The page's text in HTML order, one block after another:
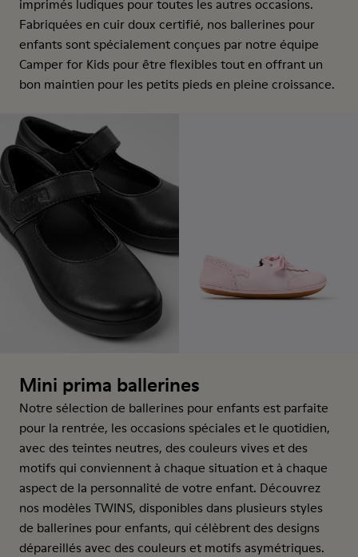
imprimés ludiques pour toutes les autres occasions.
Fabriquées en cuir doux certifié, nos ballerines pour
enfants sont spécialement conçues par notre équipe
Camper for Kids pour être flexibles tout en offrant un
bon maintien pour les petits pieds en pleine croissance.
Mini prima ballerines
Notre sélection de ballerines pour enfants est parfaite
pour la rentrée, les occasions spéciales et le quotidien,
avec des teintes neutres, des couleurs vives et des
motifs qui conviennent à chaque situation et à chaque
aspect de la personnalité de votre enfant. Découvrez
nos modèles TWINS, disponibles dans plusieurs styles
de ballerines pour enfants, qui célèbrent des designs
dépareillés avec des couleurs et motifs asymétriques.